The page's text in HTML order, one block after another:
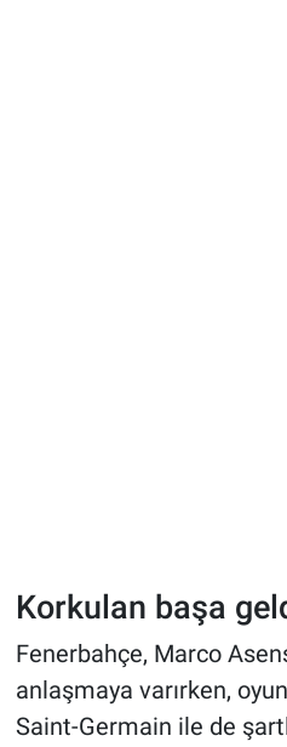
Korkulan başa
Fenerbahçe, Marco
anlaşmaya varırken,
Saint-Germain ile de